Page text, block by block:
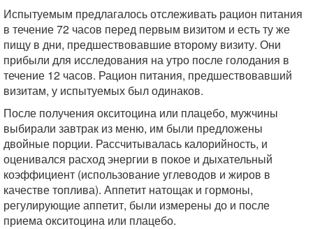
Испытуемым предлагалось отслеживать рацион питания
в течение 72 часов перед первым визитом и есть ту же
пищу в дни, предшествовавшие второму визиту. Они
прибыли для исследования на утро после голодания в
течение 12 часов. Рацион питания, предшествовавший
визитам, у испытуемых был одинаков.
После получения окситоцина или плацебо, мужчины
выбирали завтрак из меню, им были предложены
двойные порции. Рассчитывалась калорийность, и
оценивался расход энергии в покое и дыхательный
коэффициент (использование углеводов и жиров в
качестве топлива). Аппетит натощак и гормоны,
регулирующие аппетит, были измерены до и после
приема окситоцина или плацебо.